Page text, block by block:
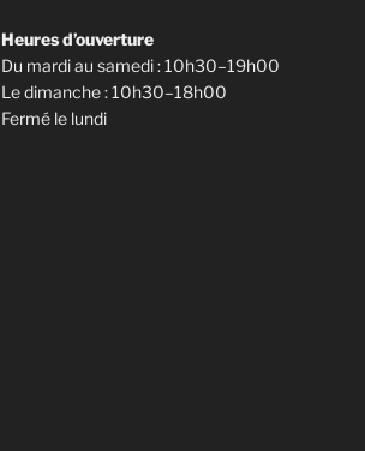
Heures d’ouverture
Du mardi au samedi : 10h30–19h00
Le dimanche : 10h30–18h00
Fermé le lundi